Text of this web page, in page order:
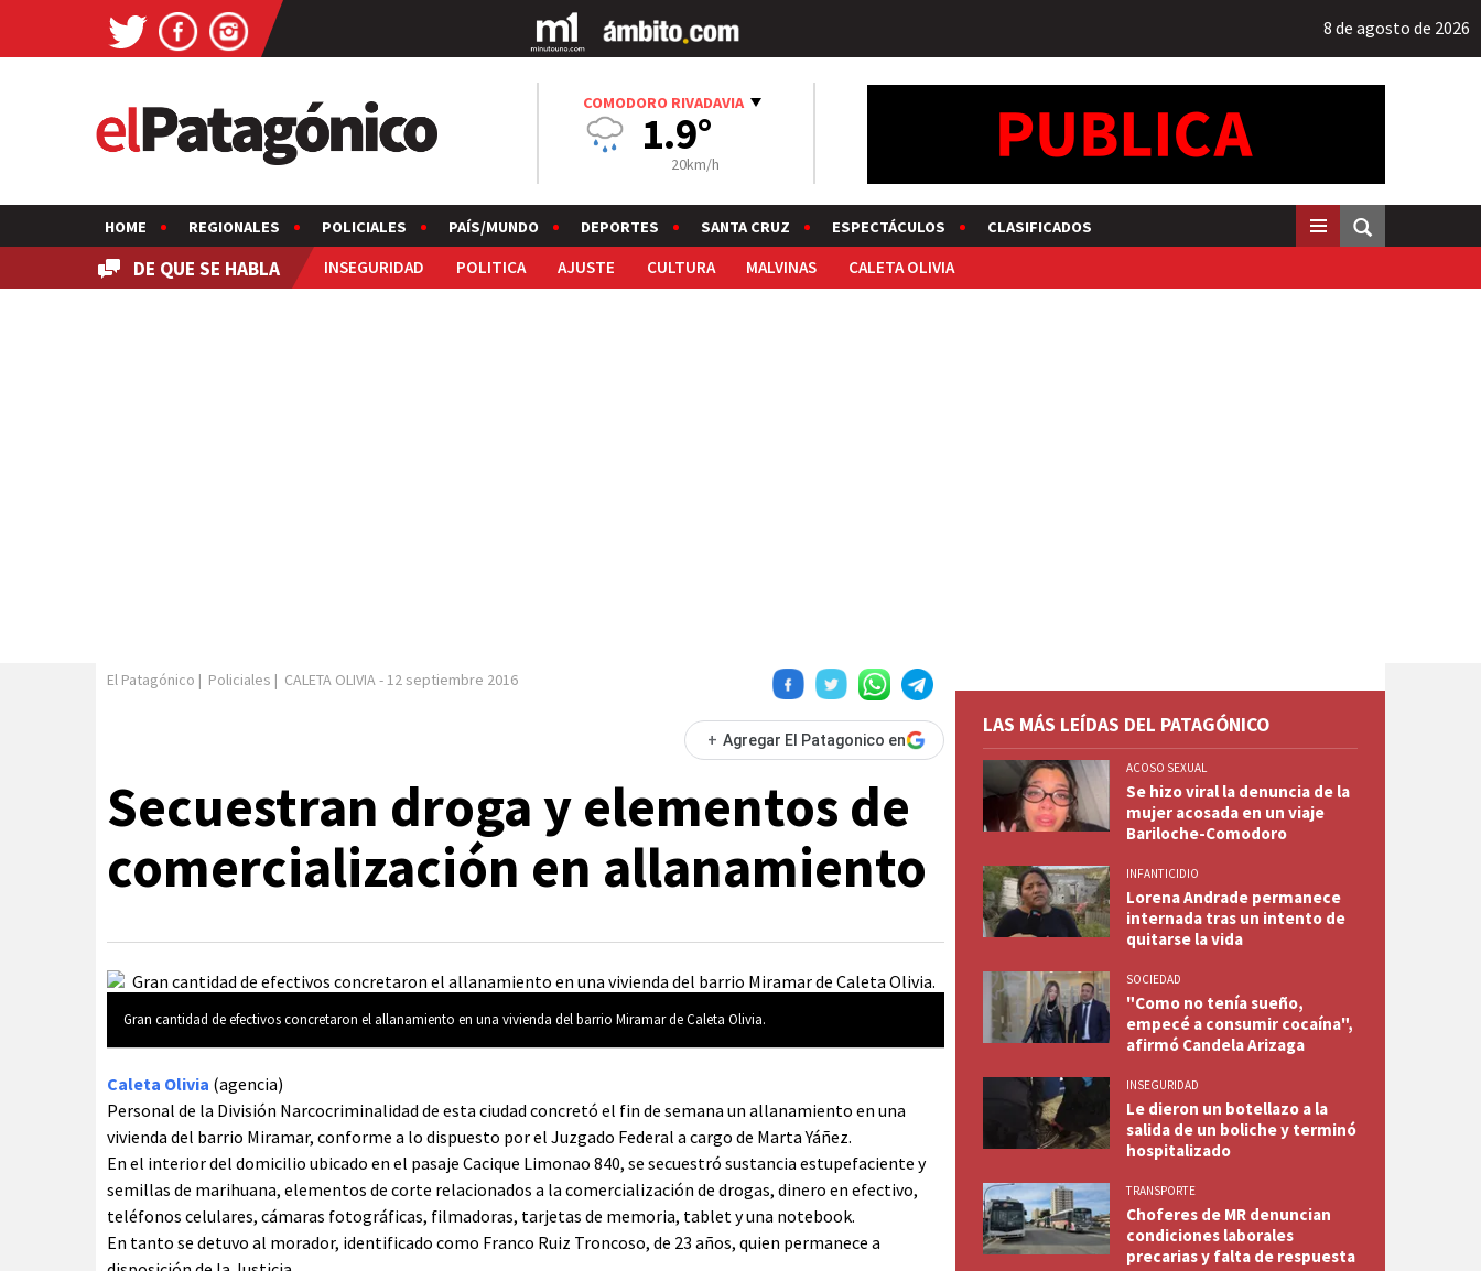
8 de agosto de 2026
COMODORO RIVADAVIA
1.9°
20km/h
HOME REGIONALES POLICIALES PAÍS/MUNDO DEPORTES SANTA CRUZ ESPECTÁCULOS CLASIFICADOS
DE QUE SE HABLA INSEGURIDAD POLITICA AJUSTE CULTURA MALVINAS CALETA OLIVIA
El Patagónico | Policiales | CALETA OLIVIA- 12 septiembre 2016
+ Agregar El Patagonico en
Secuestran droga y elementos de
comercialización en allanamiento
Gran cantidad de efectivos concretaron el allanamiento en una vivienda del barrio Miramar de Caleta Olivia.
Caleta Olivia (agencia)
Personal de la División Narcocriminalidad de esta ciudad concretó el fin de semana un allanamiento en una
vivienda del barrio Miramar, conforme a lo dispuesto por el Juzgado Federal a cargo de Marta Yáñez.
En el interior del domicilio ubicado en el pasaje Cacique Limonao 840, se secuestró sustancia estupefaciente y
semillas de marihuana, elementos de corte relacionados a la comercialización de drogas, dinero en efectivo,
teléfonos celulares, cámaras fotográficas, filmadoras, tarjetas de memoria, tablet y una notebook.
En tanto se detuvo al morador, identificado como Franco Ruiz Troncoso, de 23 años, quien permanece a
LAS MÁS LEÍDAS DEL PATAGÓNICO
ACOSO SEXUAL
Se hizo viral la denuncia de la
mujer acosada en un viaje
Bariloche-Comodoro
INFANTICIDIO
Lorena Andrade permanece
internada tras un intento de
quitarse la vida
SOCIEDAD
"Como no tenía sueño,
empecé a consumir cocaína",
afirmó Candela Arizaga
INSEGURIDAD
Le dieron un botellazo a la
salida de un boliche y terminó
hospitalizado
TRANSPORTE
Choferes de MR denuncian
condiciones laborales
precarias y falta de respuesta